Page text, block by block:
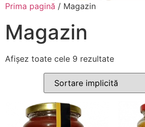
Prima pagină / Magazin
Magazin
Afișez toate cele 9 rezultate